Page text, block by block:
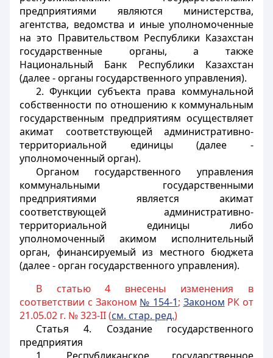
предприятиями являются министерства,
агентства, ведомства и иные уполномоченные
на это Правительством Республики Казахстан
государственные органы, а также
Национальный Банк Республики Казахстан
(далее - органы государственного управления).
2. Функции субъекта права коммунальной
собственности по отношению к коммунальным
государственным предприятиям осуществляет
акимат соответствующей административно-
территориальной единицы (далее -
уполномоченный орган).
Органом государственного управления
коммунальными государственными
предприятиями является акимат
соответствующей административно-
территориальной единицы либо
уполномоченный акимом исполнительный
орган, финансируемый из местного бюджета
(далее - орган государственного управления).
В статью 4 внесены изменения в
соответствии с Законом № 154-1; Законом РК от
21.05.02 г. № 323-II (см. стар. ред.)
Статья 4. Создание государственного
предприятия